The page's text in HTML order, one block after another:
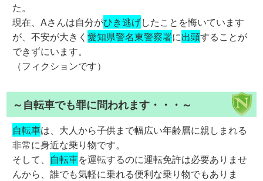
た。
現在、Aさんは自分がひき逃げしたことを悔いています
が、不安が大きく愛知県警名東警察署に出頭することが
できずにいます。
（フィクションです）
～自転車でも罪に問われます・・・～
自転車は、大人から子供まで幅広い年齢層に親しまれる
非常に身近な乗り物です。
そして、 自転車を運転するのに運転免許は必要ありませ
んから、誰でも気軽に乗れる便利な乗り物でもありま